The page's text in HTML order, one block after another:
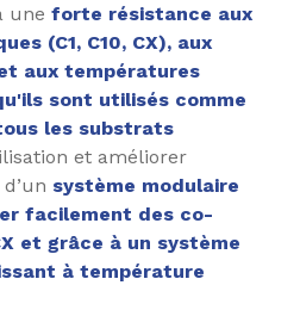
une forte résistance aux
(C1, C10, CX), aux
aux températures
sont utilisés comme
les substrats
et améliorer
système modulaire
facilement des co-
et grâce à un système
à température